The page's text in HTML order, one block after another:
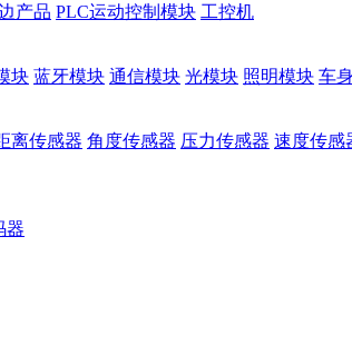
产品 PLC运动控制模块 工控机
块 蓝牙模块 通信模块 光模块 照明模块 车
离传感器 角度传感器 压力传感器 速度传感
器